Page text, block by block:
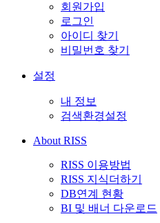
회원가입
로그인
아이디 찾기
비밀번호 찾기
설정
내 정보
검색환경설정
About RISS
RISS 이용방법
RISS 지식더하기
DB연계 현황
BI 및 배너 다운로드